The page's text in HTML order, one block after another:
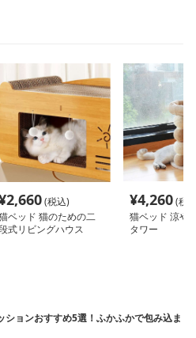
2,660(税込)
ベッド 猫のための二
式リビングハウス
¥4,260(税
猫ベッド 涼や
タワー
ションおすすめ5選！ふかふかで包み込ま